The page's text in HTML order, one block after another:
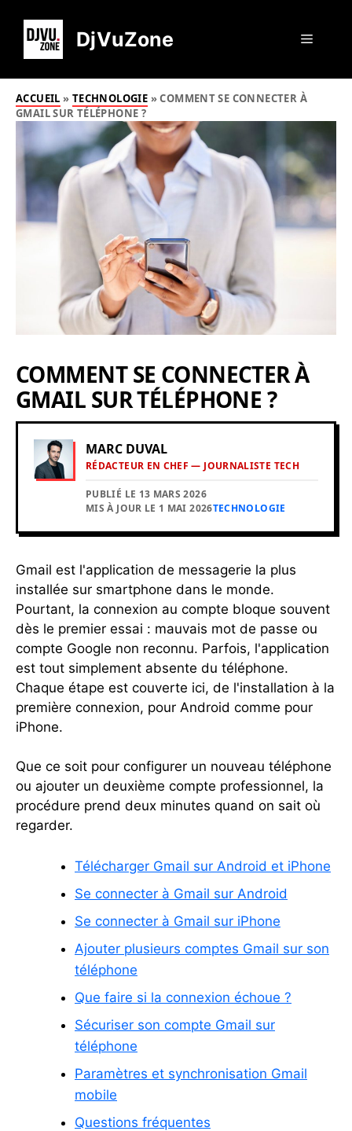
contenu
DjVuZone Menu
ACCUEIL » TECHNOLOGIE »COMMENT SE CONNECTER À
GMAIL SUR TÉLÉPHONE ?
COMMENT SE CONNECTER À
GMAIL SUR TÉLÉPHONE ?
MARC DUVAL
RÉDACTEUR EN CHEF — JOURNALISTE TECH
PUBLIÉ LE 13 MARS 2026
MIS À JOUR LE 1 MAI 2026TECHNOLOGIE
Gmail est l'application de messagerie la plus
installée sur smartphone dans le monde.
Pourtant, la connexion au compte bloque souvent
dès le premier essai : mauvais mot de passe ou
compte Google non reconnu. Parfois, l'application
est tout simplement absente du téléphone.
Chaque étape est couverte ici, de l'installation à la
première connexion, pour Android comme pour
iPhone.
Que ce soit pour configurer un nouveau téléphone
ou ajouter un deuxième compte professionnel, la
procédure prend deux minutes quand on sait où
regarder.
Télécharger Gmail sur Android et iPhone
Se connecter à Gmail sur Android
Se connecter à Gmail sur iPhone
Ajouter plusieurs comptes Gmail sur son
téléphone
Que faire si la connexion échoue ?
Sécuriser son compte Gmail sur
téléphone
Paramètres et synchronisation Gmail
mobile
Questions fréquentes